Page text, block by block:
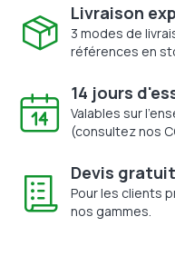
Livraison
3 modes de
références en
14 jours
Valables sur
(consultez nos
Devis gratuit
Pour les clients
nos gammes.